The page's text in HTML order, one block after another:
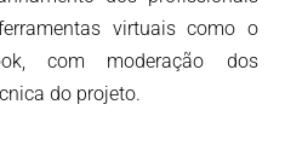
virtuais como o
com moderação dos
do projeto.